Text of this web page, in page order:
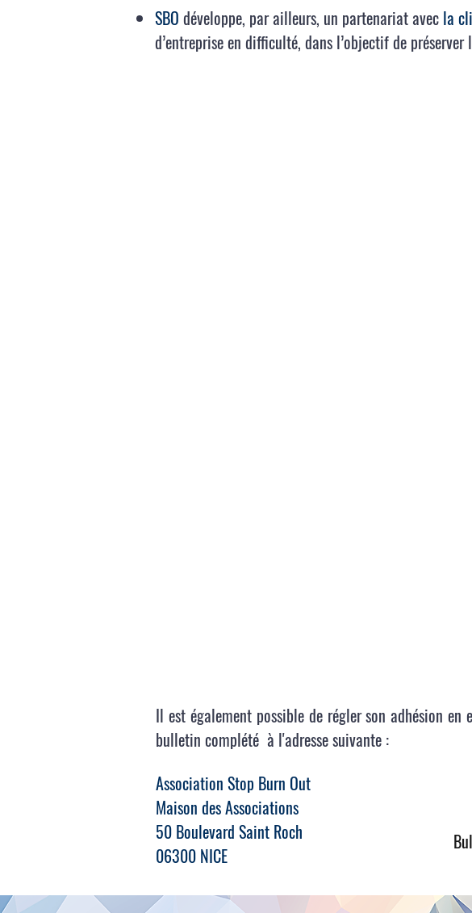
SBO développe, par ailleurs, un partenariat avec la
d’entreprise en difficulté, dans l’objectif de
Il est également possible de régler son adhésion
bulletin complété à l'adresse suivante :
Association Stop Burn Out
Maison des Associations
50 Boulevard Saint Roch
06300 NICE